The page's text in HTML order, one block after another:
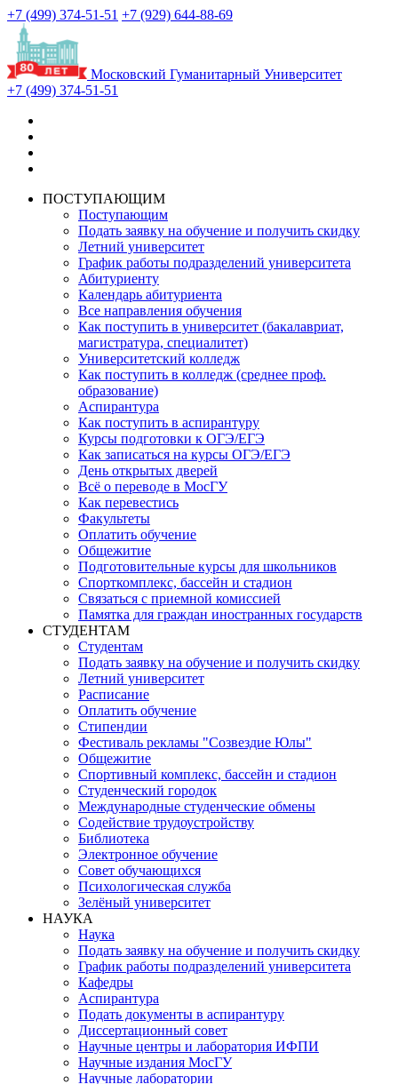
+7 (499) 374-51-51 +7 (929) 644-88-69
Московский Гуманитарный Университет
+7 (499) 374-51-51
ПОСТУПАЮЩИМ
Поступающим
Подать заявку на обучение и получить скидку
Летний университет
График работы подразделений университета
Абитуриенту
Календарь абитуриента
Все направления обучения
Как поступить в университет (бакалавриат,
магистратура, специалитет)
Университетский колледж
Как поступить в колледж (среднее проф.
образование)
Аспирантура
Как поступить в аспирантуру
Курсы подготовки к ОГЭ/ЕГЭ
Как записаться на курсы ОГЭ/ЕГЭ
День открытых дверей
Всё о переводе в МосГУ
Как перевестись
Факультеты
Оплатить обучение
Общежитие
Подготовительные курсы для школьников
Спорткомплекс, бассейн и стадион
Связаться с приемной комиссией
Памятка для граждан иностранных государств
СТУДЕНТАМ
Студентам
Подать заявку на обучение и получить скидку
Летний университет
Расписание
Оплатить обучение
Стипендии
Фестиваль рекламы "Созвездие Юлы"
Общежитие
Спортивный комплекс, бассейн и стадион
Студенческий городок
Международные студенческие обмены
Содействие трудоустройству
Библиотека
Электронное обучение
Совет обучающихся
Психологическая служба
Зелёный университет
НАУКА
Наука
Подать заявку на обучение и получить скидку
График работы подразделений университета
Кафедры
Аспирантура
Подать документы в аспирантуру
Диссертационный совет
Научные центры и лаборатория ИФПИ
Научные издания МосГУ
Научные лаборатории